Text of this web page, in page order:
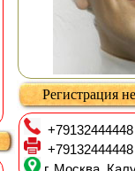
Регистрация
+79132444448
+79132444448